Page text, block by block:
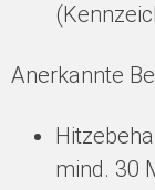
Anerkannte
mind. 30